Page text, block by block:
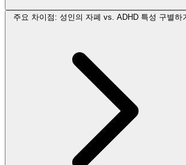
주요 차이점: 성인의 자폐 vs. ADHD 특성 구별하